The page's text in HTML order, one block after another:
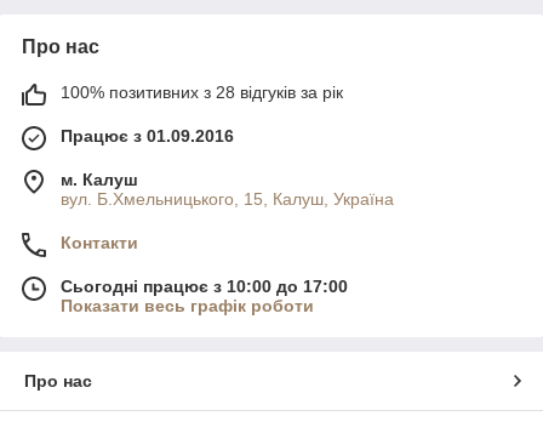
Про нас
100% позитивних з 28 відгуків за рік
Працює з 01.09.2016
м. Калуш
вул. Б.Хмельницького, 15, Калуш, Україна
Контакти
Сьогодні працює з 10:00 до 17:00
Показати весь графік роботи
Про нас